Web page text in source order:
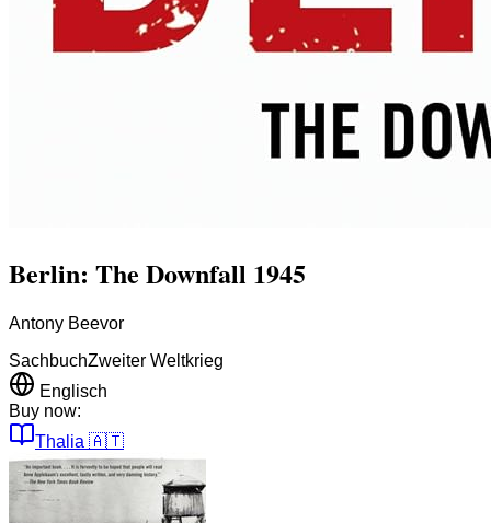
Berlin: The Downfall 1945
Antony Beevor
SachbuchZweiter Weltkrieg
Englisch
Buy now:
Thalia 🇦🇹